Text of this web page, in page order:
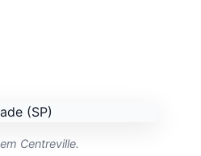
Centreville.